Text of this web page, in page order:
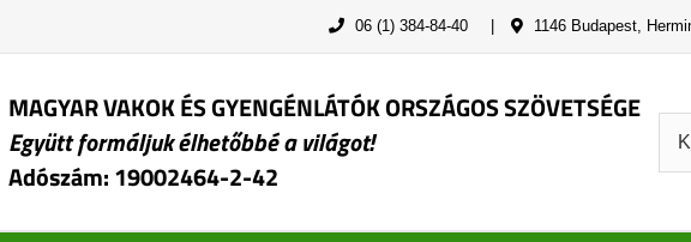
06 (1) 384-84-40 1146 Budapest,
MAGYAR VAKOK ÉS GYENGÉNLÁTÓK ORSZÁGOS SZÖVETSÉGE
Együtt formáljuk élhetőbbé a világot!
Adószám: 19002464-2-42